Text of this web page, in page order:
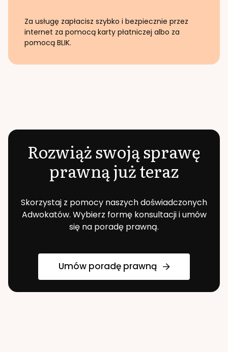
Za usługę zapłacisz szybko i bezpiecznie przez
internet za pomocą karty płatniczej albo za
pomocą BLIK.
Rozwiąż swoją sprawę
prawną już teraz
Skorzystaj z pomocy naszych doświadczonych
Adwokatów. Wybierz formę konsultacji i umów
się na poradę prawną.
Umów poradę prawną